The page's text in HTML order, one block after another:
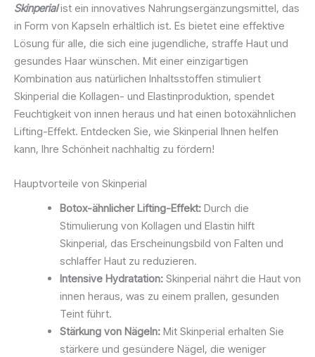
Skinperialist ein innovatives Nahrungsergänzungsmittel, das
in Form von Kapseln erhältlich ist. Es bietet eine effektive
Lösung für alle, die sich eine jugendliche, straffe Haut und
gesundes Haar wünschen. Mit einer einzigartigen
Kombination aus natürlichen Inhaltsstoffen stimuliert
Skinperial die Kollagen- und Elastinproduktion, spendet
Feuchtigkeit von innen heraus und hat einen botoxähnlichen
Lifting-Effekt. Entdecken Sie, wie Skinperial Ihnen helfen
kann, Ihre Schönheit nachhaltig zu fördern!
Hauptvorteile von Skinperial
Botox-ähnlicher Lifting-Effekt: Durch die
Stimulierung von Kollagen und Elastin hilft
Skinperial, das Erscheinungsbild von Falten und
schlaffer Haut zu reduzieren.
Intensive Hydratation: Skinperial nährt die Haut von
innen heraus, was zu einem prallen, gesunden
Teint führt.
Stärkung von Nägeln: Mit Skinperial erhalten Sie
stärkere und gesündere Nägel, die weniger